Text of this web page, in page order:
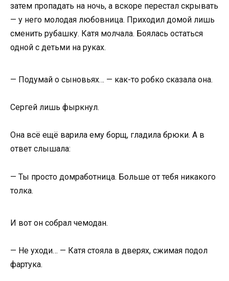
затем пропадать на ночь, а вскоре перестал скрывать
— у него молодая любовница. Приходил домой лишь
сменить рубашку. Катя молчала. Боялась остаться
одной с детьми на руках.
— Подумай о сыновьях… — как-то робко сказала она.
Сергей лишь фыркнул.
Она всё ещё варила ему борщ, гладила брюки. А в
ответ слышала:
— Ты просто домработница. Больше от тебя никакого
толка.
И вот он собрал чемодан.
— Не уходи… — Катя стояла в дверях, сжимая подол
фартука.